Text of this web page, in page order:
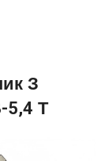
З
5,4 Т